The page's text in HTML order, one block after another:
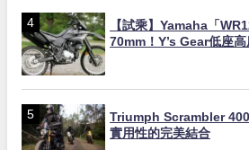
【試乘】Yamaha「
70mm！Y’s Gear低座高
Triumph Scrambler
實用性的完美結合